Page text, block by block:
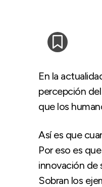
En la
percepción
que los
Así es que
Por eso es
innovación de
Sobran los